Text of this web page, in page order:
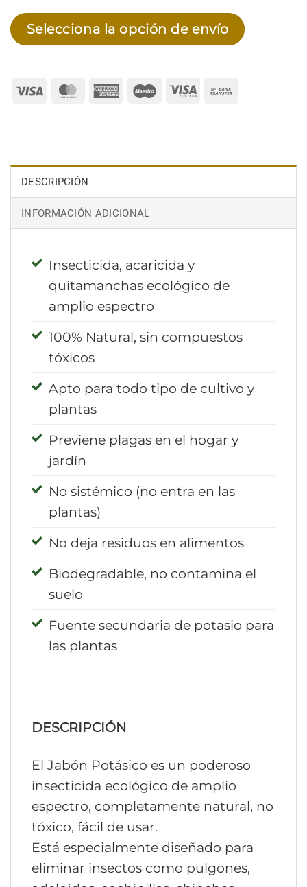
Selecciona la opción de envío
Visa MasterCardAmericanMaestroVisa
DESCRIPCIÓN
INFORMACIÓN ADICIONAL
Insecticida, acaricida y
quitamanchas ecológico de
amplio espectro
100% Natural, sin compuestos
tóxicos
Apto para todo tipo de cultivo y
plantas
Previene plagas en el hogar y
jardín
No sistémico (no entra en las
plantas)
No deja residuos en alimentos
Biodegradable, no contamina el
suelo
Fuente secundaria de potasio para
las plantas
DESCRIPCIÓN
El Jabón Potásico es un poderoso
insecticida ecológico de amplio
espectro, completamente natural, no
tóxico, fácil de usar.
Está especialmente diseñado para
eliminar insectos como pulgones,